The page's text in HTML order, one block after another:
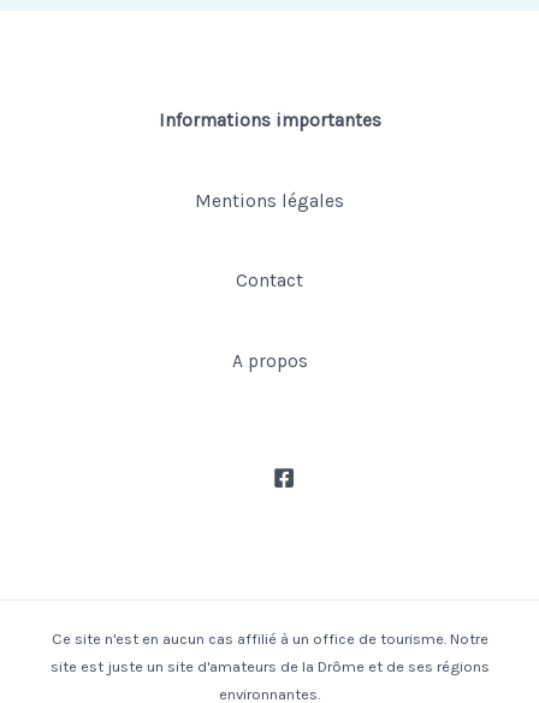
Informations importantes
Mentions légales
Contact
A propos
Ce site n'est en aucun cas affilié à un office de tourisme. Notre
site est juste un site d'amateurs de la Drôme et de ses régions
environnantes.